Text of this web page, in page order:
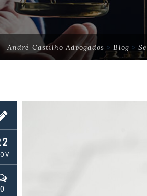
André Castilho Advogados > Blog >
0